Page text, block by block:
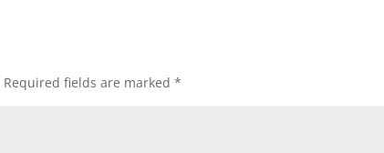
Required fields are marked*